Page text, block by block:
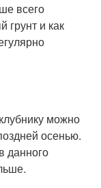
всего
грунт и как
можно
осенью.
данного